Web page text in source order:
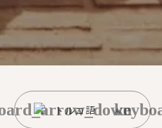
トルコ語